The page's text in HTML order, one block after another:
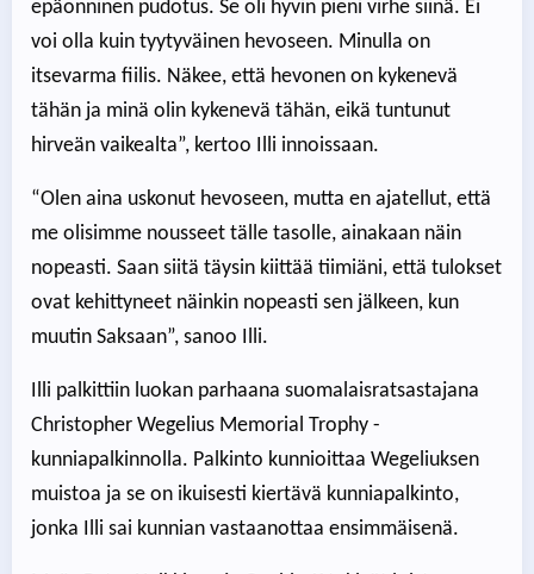
epäonninen pudotus. Se oli hyvin pieni virhe siinä. Ei
voi olla kuin tyytyväinen hevoseen. Minulla on
itsevarma fiilis. Näkee, että hevonen on kykenevä
tähän ja minä olin kykenevä tähän, eikä tuntunut
hirveän vaikealta”, kertoo Illi innoissaan.
“Olen aina uskonut hevoseen, mutta en ajatellut, että
me olisimme nousseet tälle tasolle, ainakaan näin
nopeasti. Saan siitä täysin kiittää tiimiäni, että tulokset
ovat kehittyneet näinkin nopeasti sen jälkeen, kun
muutin Saksaan”, sanoo Illi.
Illi palkittiin luokan parhaana suomalaisratsastajana
Christopher Wegelius Memorial Trophy -
kunniapalkinnolla. Palkinto kunnioittaa Wegeliuksen
muistoa ja se on ikuisesti kiertävä kunniapalkinto,
jonka Illi sai kunnian vastaanottaa ensimmäisenä.